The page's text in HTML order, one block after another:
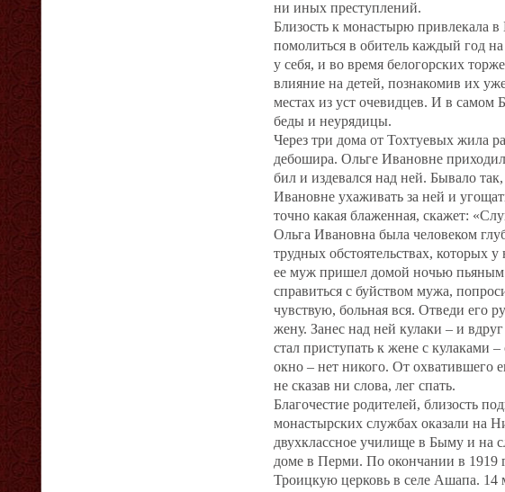
ни иных преступлений.
Близость к монастырю привлекала
помолиться в обитель каждый год
у себя, и во время белогорских
влияние на детей, познакомив их
местах из уст очевидцев. И в самом
беды и неурядицы.
Через три дома от Тохтуевых жила
дебошира. Ольге Ивановне
бил и издевался над ней. Бывало
Ивановне ухаживать за ней и
точно какая блаженная, скажет:
Ольга Ивановна была человеком
трудных обстоятельствах, которых
ее муж пришел домой ночью пьяным
справиться с буйством мужа,
чувствую, больная вся. Отведи его
жену. Занес над ней кулаки – и
стал приступать к жене с кулаками
окно – нет никого. От охватившего
не сказав ни слова, лег спать.
Благочестие родителей, близость
монастырских службах оказали на
двухклассное училище в Быму и на
доме в Перми. По окончании в 1919
Троицкую церковь в селе Ашапа. 14